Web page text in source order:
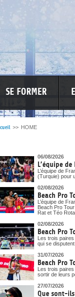
SE FORMER
>> HOME
06/08/2026
L’équipe
L’équipe de
(Turquie) pour
02/08/2026
Beach Pro
L’équipe de
Beach Pro
Rat et Téo
02/08/2026
Beach Pro
Les trois
qui se
31/07/2026
Beach Pro
Les trois
sortir de leurs
27/07/2026
Que sont-